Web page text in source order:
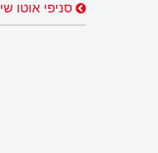
סניפי אוטו שי